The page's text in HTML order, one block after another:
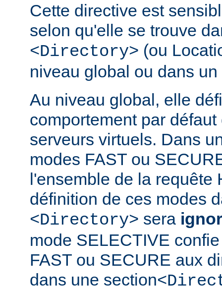
Cette directive est
selon qu'elle se trouve
<Directory> (ou
niveau global ou dans un
Au niveau global, elle
comportement par
serveurs virtuels. Dans
modes FAST ou
l'ensemble de la requête
définition de ces modes
<Directory> sera
mode SELECTIVE
FAST ou SECURE aux
dans une section